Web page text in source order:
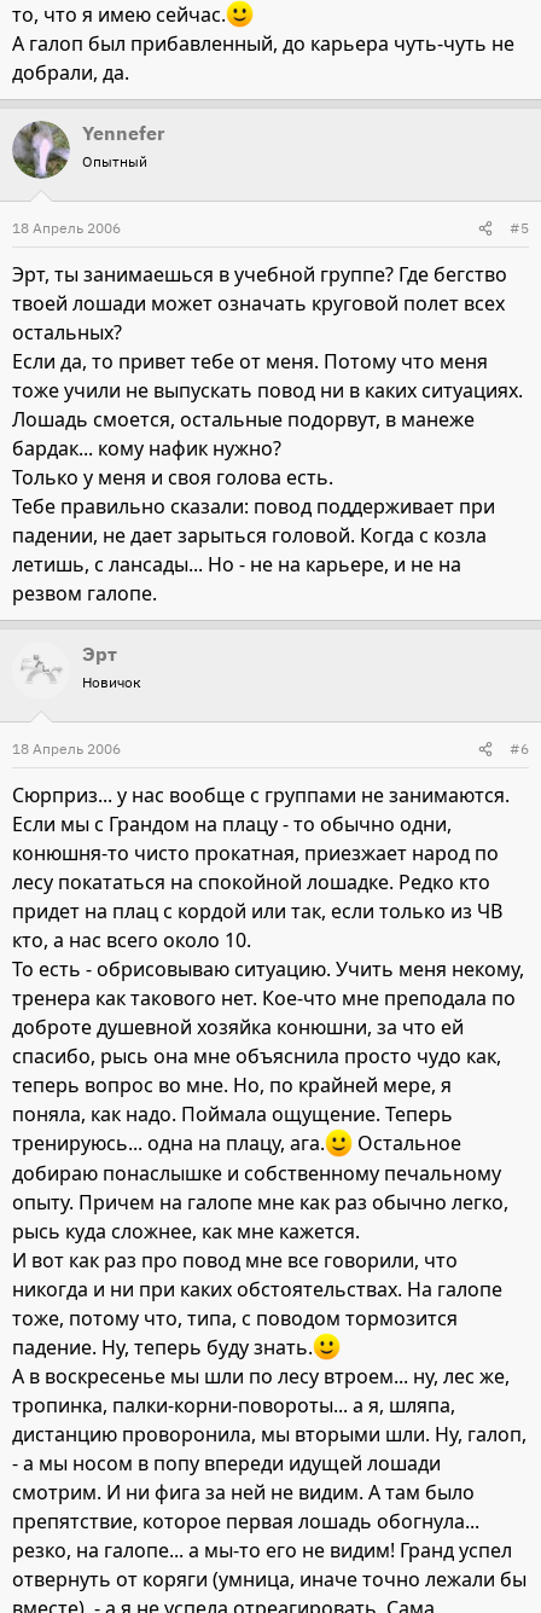
то, что я имею сейчас.
А галоп был прибавленный, до карьера чуть-чуть не
добрали, да.
Yennefer
Опытный
18 Апрель 2006 #5
Эрт, ты занимаешься в учебной группе? Где бегство
твоей лошади может означать круговой полет всех
остальных?
Если да, то привет тебе от меня. Потому что меня
тоже учили не выпускать повод ни в каких ситуациях.
Лошадь смоется, остальные подорвут, в манеже
бардак... кому нафик нужно?
Только у меня и своя голова есть.
Тебе правильно сказали: повод поддерживает при
падении, не дает зарыться головой. Когда с козла
летишь, с лансады... Но - не на карьере, и не на
резвом галопе.
Эрт
Новичок
18 Апрель 2006 #6
Сюрприз... у нас вообще с группами не занимаются.
Если мы с Грандом на плацу - то обычно одни,
конюшня-то чисто прокатная, приезжает народ по
лесу покататься на спокойной лошадке. Редко кто
придет на плац с кордой или так, если только из ЧВ
кто, а нас всего около 10.
То есть - обрисовываю ситуацию. Учить меня некому,
тренера как такового нет. Кое-что мне преподала по
доброте душевной хозяйка конюшни, за что ей
спасибо, рысь она мне объяснила просто чудо как,
теперь вопрос во мне. Но, по крайней мере, я
поняла, как надо. Поймала ощущение. Теперь
тренируюсь... одна на плацу, ага.
Остальное
добираю понаслышке и собственному печальному
опыту. Причем на галопе мне как раз обычно легко,
рысь куда сложнее, как мне кажется.
И вот как раз про повод мне все говорили, что
никогда и ни при каких обстоятельствах. На галопе
тоже, потому что, типа, с поводом тормозится
падение. Ну, теперь буду знать.
А в воскресенье мы шли по лесу втроем... ну, лес же,
тропинка, палки-корни-повороты... а я, шляпа,
дистанцию проворонила, мы вторыми шли. Ну, галоп,
- а мы носом в попу впереди идущей лошади
смотрим. И ни фига за ней не видим. А там было
препятствие, которое первая лошадь обогнула...
резко, на галопе... а мы-то его не видим! Гранд успел
отвернуть от коряги (умница, иначе точно лежали бы